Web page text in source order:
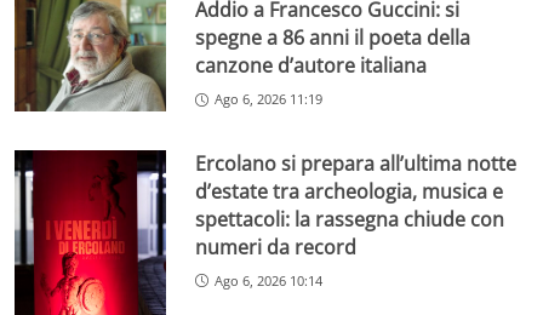
Addio a Francesco Guccini: si
spegne a 86 anni il poeta della
canzone d’autore italiana
Ago 6, 2026 11:19
Ercolano si prepara all’ultima notte
d’estate tra archeologia, musica e
spettacoli: la rassegna chiude con
numeri da record
Ago 6, 2026 10:14